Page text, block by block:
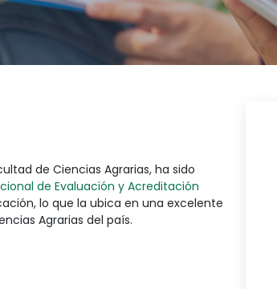
de Ciencias Agrarias, ha sido
de Evaluación y Acreditación
lo que la ubica en una excelente
Agrarias del país.